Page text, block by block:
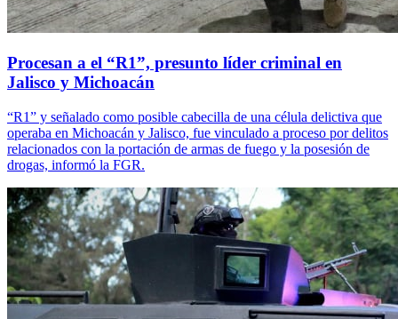
Procesan a el “R1”, presunto líder criminal en
Jalisco y Michoacán
“R1” y señalado como posible cabecilla de una célula delictiva que
operaba en Michoacán y Jalisco, fue vinculado a proceso por delitos
relacionados con la portación de armas de fuego y la posesión de
drogas, informó la FGR.